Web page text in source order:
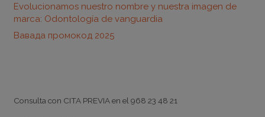
Evolucionamos nuestro nombre y nuestra imagen de
marca: Odontología de vanguardia
Вавада промокод 2025
Consulta con CITA PREVIAen el968 23 48 21